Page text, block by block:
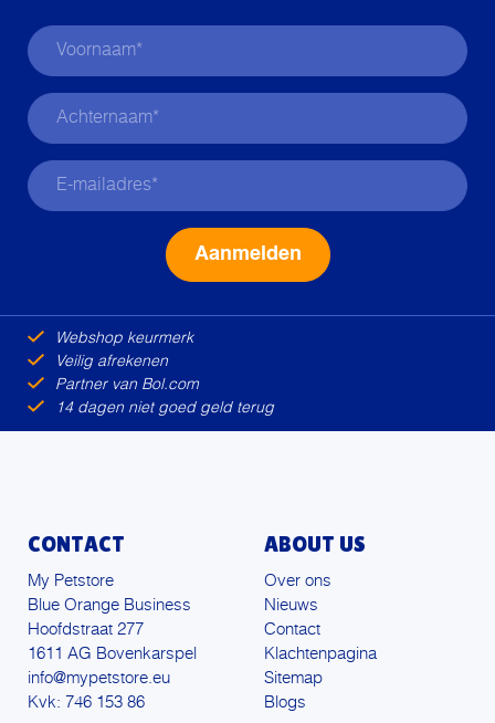
Webshop keurmerk
Veilig afrekenen
Partner van Bol.com
14 dagen niet goed geld terug
CONTACT
My Petstore
Blue Orange Business
Hoofdstraat 277
1611 AG Bovenkarspel
info@mypetstore.eu
Kvk: 746 153 86
ABOUT US
Over ons
Nieuws
Contact
Klachtenpagina
Sitemap
Blogs